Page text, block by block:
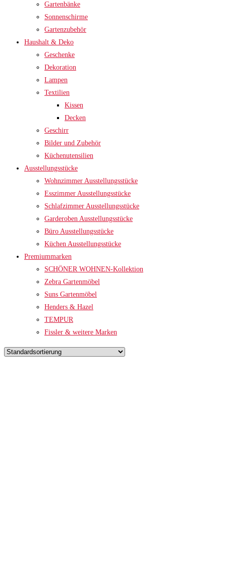
Gartenbänke
Sonnenschirme
Gartenzubehör
Haushalt & Deko
Geschenke
Dekoration
Lampen
Textilien
Kissen
Decken
Geschirr
Bilder und Zubehör
Küchenutensilien
Ausstellungsstücke
Wohnzimmer Ausstellungsstücke
Esszimmer Ausstellungsstücke
Schlafzimmer Ausstellungsstücke
Garderoben Ausstellungsstücke
Büro Ausstellungsstücke
Küchen Ausstellungsstücke
Premiummarken
SCHÖNER WOHNEN-Kollektion
Zebra Gartenmöbel
Suns Gartenmöbel
Henders & Hazel
TEMPUR
Fissler & weitere Marken